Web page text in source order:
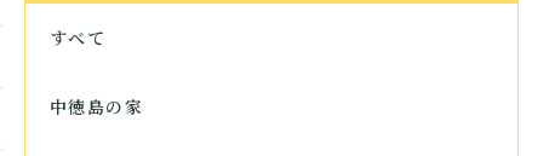
すべて
中徳島の家